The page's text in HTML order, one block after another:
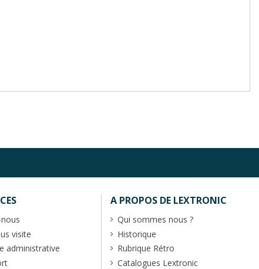
visite
administrative
A PROPOS DE LEXTRONIC
Qui sommes nous ?
Historique
Rubrique Rétro
Catalogues Lextronic